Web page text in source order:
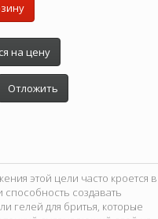
на цену
Отложить
этой цели часто кроется в
создавать
гелей для бритья, которые